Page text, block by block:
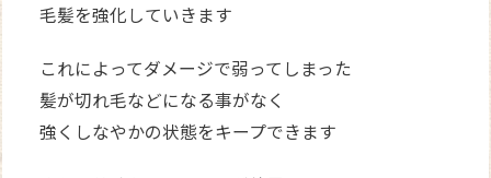
毛髪を強化していきます
これによってダメージで弱ってしまった
髪が切れ毛などになる事がなく
強くしなやかの状態をキープできます